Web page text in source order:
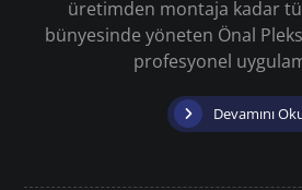
üretimden montaja kadar
bünyesinde yöneten Önal
profesyonel
Devamını